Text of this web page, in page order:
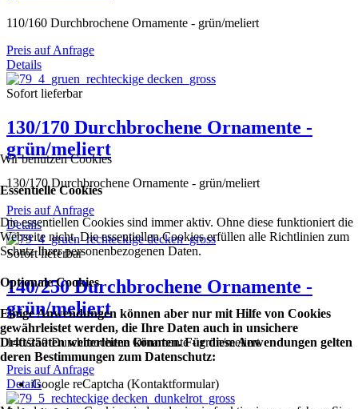
110/160 Durchbrochene Ornamente - grün/meliert
Preis auf Anfrage
Details
Sofort lieferbar
130/170 Durchbrochene Ornamente -
grün/meliert
130/170 Durchbrochene Ornamente - grün/meliert
Preis auf Anfrage
Details
Sofort lieferbar
140/250 Durchbrochene Ornamente -
grün/meliert
140/250 Durchbrochene Ornamente - grün/meliert
Preis auf Anfrage
Details
Wir benutzen Cookies
Essentielle Cookies
Die essentiellen Cookies sind immer aktiv. Ohne diese funktioniert die
Webseite nicht. Die essentiellen Cookies erfüllen alle Richtlinien zum
Schutz Ihrer personenbezogenen Daten.
Optionale Cookies
Einige Anwendungen können aber nur mit Hilfe von Cookies
gewährleistet werden, die Ihre Daten auch in unsichere
Drittstaaten weiterleiten könnten. Für diese Anwendungen gelten
deren Bestimmungen zum Datenschutz:
Google reCaptcha (Kontaktformular)